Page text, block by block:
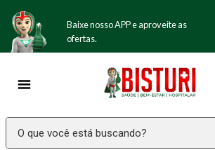
Baixe nosso APP e aproveite as
ofertas.
O que você está buscando?